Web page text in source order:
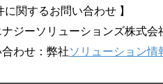
に関するお問い合わせ 】
ナジーソリューションズ株式
わせ：弊社ソリューション情